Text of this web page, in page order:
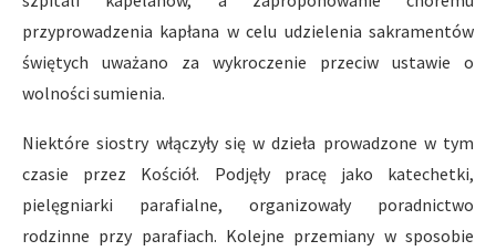
przyprowadzenia kapłana w celu udzielenia sakramentów
świętych uważano za wykroczenie przeciw ustawie o
wolności sumienia.
Niektóre siostry włączyły się w dzieła prowadzone w tym
czasie przez Kościół. Podjęły pracę jako katechetki,
pielęgniarki parafialne, organizowały poradnictwo
rodzinne przy parafiach. Kolejne przemiany w sposobie